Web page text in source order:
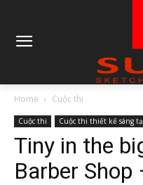
Home Cuộc thi
Cuộc thi Cuộc thi thiết kế sáng
Tiny in the
Barber Shop